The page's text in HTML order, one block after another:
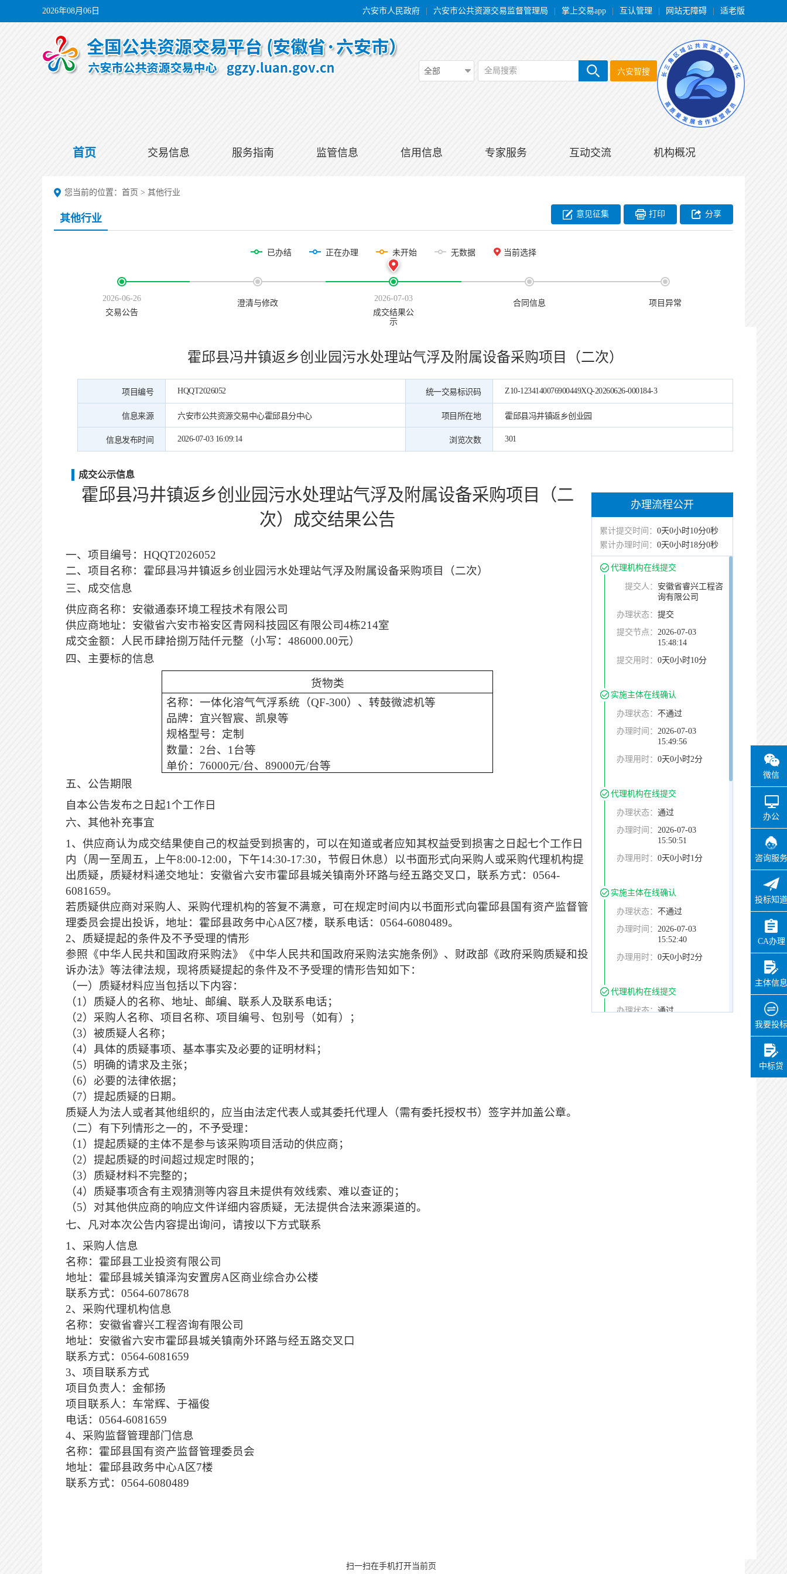
2026年08月06日 六安市人民政府 六安市公共资源交易监督管理局 掌上交易app 互认管理 网站无障碍 适老版
全部 全局搜索 六安智搜
首页 交易信息 服务指南 监管信息 信用信息 专家服务 互动交流 机构概况
微信
办公
咨询服务
投标知道
CA办理
主体信息
我要投标
中标贷
您当前的位置： 首页 > 其他行业
其他行业 意见征集 分享
打印
已办结 正在办理 未开始 无数据 当前选择
2026-06-26
交易公告
澄清与修改
2026-07-03
成交结果公
示
合同信息 项目异常
霍邱县冯井镇返乡创业园污水处理站气浮及附属设备采购项目（二次）
项目编号 HQQT2026052 统一交易标识码 Z10-1234140076900449XQ-20260626-000184-3
信息来源 六安市公共资源交易中心霍邱县分中心 项目所在地 霍邱县冯井镇返乡创业园
信息发布时间 2026-07-03 16:09:14 浏览次数 301
成交公示信息
霍邱县冯井镇返乡创业园污水处理站气浮及附属设备采购项目（二
次）成交结果公告
一、项目编号： HQQT2026052
二、项目名称： 霍邱县冯井镇返乡创业园污水处理站气浮及附属设备采购项目（二次）
三、 成交信息
供应商名称：安徽通泰环境工程技术有限公司
供应商地址：安徽省六安市裕安区青网科技园区有限公司4栋214室
成交金额：人民币肆拾捌万陆仟元整（小写： 486000.00元）
四、主要标的信息
货物类
名称：一体化溶气气浮系统（QF-300）、转鼓微滤机等
品牌：宜兴智宸、凯泉等
规格型号：定制
数量： 2台、1台等
单价： 76000元/台、89000元/台等
五、 公告期限
自本公告发布之日起1个工作日
六、其他补充事宜
1 、供应商认为成交结果使自己的权益受到损害的，可以在知道或者应知其权益受到损害之日起七个工作日
内（周一至周五，上午8:00-12:00，下午14:30-17:30，节假日休息） 以书面形式向采购人或采购代理机构提
出质疑，质疑材料递交地址：安徽省六安市霍邱县城关镇南外环路与经五路交叉口，联系方式： 0564-
6081659。
若质疑供应商对采购人、采购代理机构的答复不满意，可在规定时间内以书面形式向霍邱县国有资产监督管
理委员会提出投诉，地址：霍邱县政务中心A区7楼，联系电话：0564-6080489。
2、质疑提起的条件及不予受理的情形
参照 《中华人民共和国政府采购法》《中华人民共和国政府采购法实施条例》、财政部《政府采购质疑和投
诉办法》等法律法规，现将质疑提起的条件及不予受理的情形告知如下：
（一）质疑材料应当包括以下内容：
（1）质疑人的名称、地址、邮编、联系人及联系电话；
（2）采购人名称、项目名称、项目编号、包别号（如有）；
（3）被质疑人名称；
（4）具体的质疑事项、基本事实及必要的证明材料；
（5）明确的请求及主张；
（6）必要的法律依据；
（7）提起质疑的日期。
质疑人为法人或者其他组织的，应当由法定代表人或其委托代理人（需有委托授权书）签字并加盖公章。
（二）有下列情形之一的，不予受理：
（1）提起质疑的主体不是参与该采购项目活动的供应商；
（2）提起质疑的时间超过规定时限的；
（3）质疑材料不完整的；
（4）质疑事项含有主观猜测等内容且未提供有效线索、难以查证的；
（5）对其他供应商的响应文件详细内容质疑，无法提供合法来源渠道的。
七、凡对本次公告内容提出询问，请按以下方式联系
1 、 采购人信息
名称：霍邱县工业投资有限公司
地址：霍邱县城关镇泽沟安置房A区商业综合办公楼
联系方式： 0564-6078678
2、 采购代理机构信息
名称：安徽省睿兴工程咨询有限公司
地址：安徽省六安市霍邱县城关镇南外环路与经五路交叉口
联系方式： 0564-6081659
3、项目联系方式
项目负责人：金郁扬
项目联系人：车常辉、于福俊
电话： 0564-6081659
4、采购监督管理部门信息
名称：霍邱县国有资产监督管理委员会
地址：霍邱县政务中心A区7楼
联系方式： 0564-6080489
办理流程公开
累计提交时间： 0天0小时10分0秒
累计办理时间： 0天0小时18分0秒
代理机构在线提交
提交人： 安徽省睿兴工程咨
询有限公司
办理状态： 提交
提交节点： 2026-07-03
15:48:14
提交用时： 0天0小时10分
实施主体在线确认
办理状态： 不通过
办理时间： 2026-07-03
15:49:56
办理用时： 0天0小时2分
代理机构在线提交
办理状态： 通过
办理时间： 2026-07-03
15:50:51
办理用时： 0天0小时1分
实施主体在线确认
办理状态： 不通过
办理时间： 2026-07-03
15:52:40
办理用时： 0天0小时2分
代理机构在线提交
办理状态：通过
扫一扫在手机打开当前页